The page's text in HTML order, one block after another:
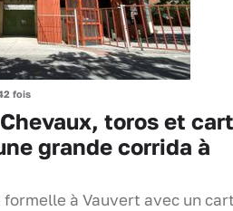
fois
Chevaux, toros et
grande corrida à
formelle à Vauvert avec un